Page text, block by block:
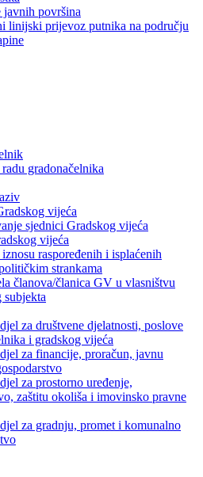
javnih površina
linijski prijevoz putnika na području
gradonačelnika
vijeća
sjednici Gradskog vijeća
vijeća
raspoređenih i isplaćenih
strankama
članova/članica GV u vlasništvu
subjekta
za društvene djelatnosti, poslove
i gradskog vijeća
za financije, proračun, javnu
za prostorno uređenje,
zaštitu okoliša i imovinsko pravne
za gradnju, promet i komunalno